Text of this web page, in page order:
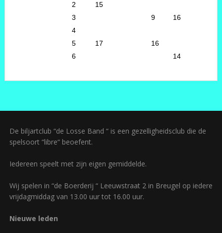
2
15
3
9
16
4
5
17
16
6
14
De biljartclub “de Losse Band “ is een gezelligheidsclub die de
spelsoort “libre“ beoefent.
Iedereen speelt met zijn eigen gemiddelde.
Wij spelen in “de Boerderij “ Leeuwstraat 2 in Breugel op iedere
vrijdagmiddag van 13.00 uur tot 16.00 uur.
Nieuwe leden